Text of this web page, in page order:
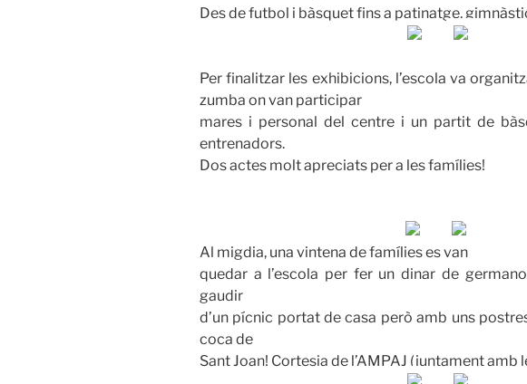
Des de futbol i bàsquet fins a patinatge,
Per finalitzar les exhibicions, l’escola va
zumba on van participar
mares i personal del centre i un partit de
entrenadors.
Dos actes molt apreciats per a les famílies!
Al migdia, una vintena de famílies es van
quedar a l’escola per fer un dinar de
gaudir
d’un pícnic portat de casa però amb uns
coca de
Sant Joan! Cortesia de l’AMPAJ (juntament amb